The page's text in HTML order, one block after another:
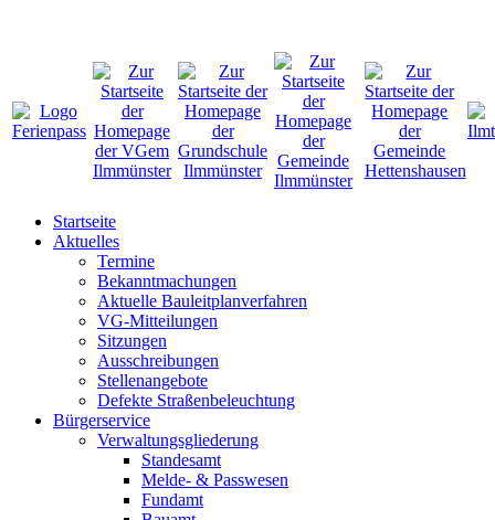
Startseite
Aktuelles
Termine
Bekanntmachungen
Aktuelle Bauleitplanverfahren
VG-Mitteilungen
Sitzungen
Ausschreibungen
Stellenangebote
Defekte Straßenbeleuchtung
Bürgerservice
Verwaltungsgliederung
Standesamt
Melde- & Passwesen
Fundamt